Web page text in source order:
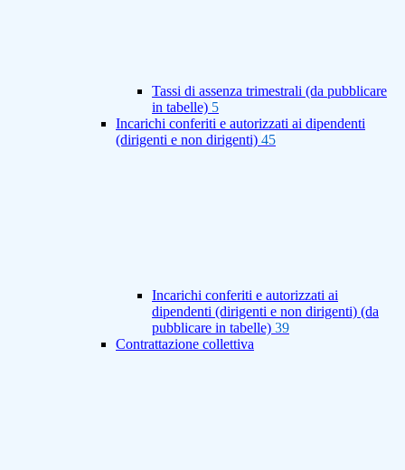
Tassi di assenza trimestrali (da pubblicare
in tabelle) 5
Incarichi conferiti e autorizzati ai dipendenti
(dirigenti e non dirigenti) 45
Incarichi conferiti e autorizzati ai
dipendenti (dirigenti e non dirigenti) (da
pubblicare in tabelle) 39
Contrattazione collettiva